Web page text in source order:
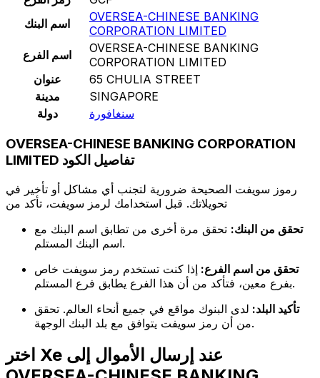
اسم البنك
OVERSEA-CHINESE BANKING
CORPORATION LIMITED
اسم الفرع
OVERSEA-CHINESE BANKING
CORPORATION LIMITED
عنوان
65 CHULIA STREET
مدينة
SINGAPORE
دولة
سنغافورة
OVERSEA-CHINESE BANKING CORPORATION
LIMITED تفاصيل الكود
رموز سويفت الصحيحة ضرورية لتجنب أي مشاكل أو تأخير في
تحويلاتك. قبل استخدامك لرمز سويفت، تأكد من
تحقق من البنك: تحقق مرة أخرى من تطابق اسم البنك مع
اسم البنك المستلم.
تحقق من اسم الفرع: إذا كنت تستخدم رمز سويفت خاص
بفرع معين، فتأكد من أن هذا الفرع يطابق فرع المستلم.
تأكيد البلد: لدى البنوك مواقع في جميع أنحاء العالم. تحقق
من أن رمز سويفت يتوافق مع بلد البنك الوجهة.
اختر Xe عند إرسال الأموال إلى